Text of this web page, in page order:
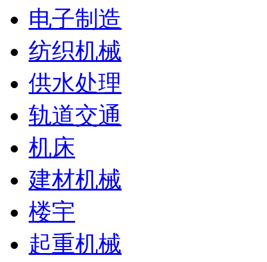
电子制造
纺织机械
供水处理
轨道交通
机床
建材机械
楼宇
起重机械